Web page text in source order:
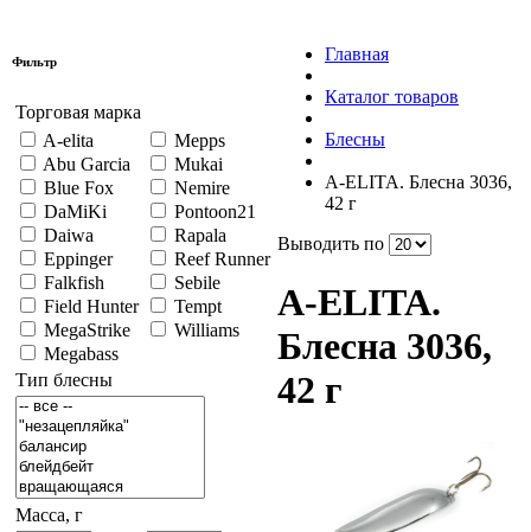
Фильтр
Торговая марка
A-elita
Abu Garcia
Blue Fox
DaMiKi
Daiwa
Eppinger
Falkfish
Field Hunter
MegaStrike
Megabass
Mepps
Mukai
Nemire
Pontoon21
Rapala
Reef Runner
Sebile
Tempt
Williams
Тип блесны
Масса, г
Главная
Каталог товаров
Блесны
A-ELITA. Блесна 3036,
42 г
Выводить по
A-ELITA.
Блесна 3036,
42 г